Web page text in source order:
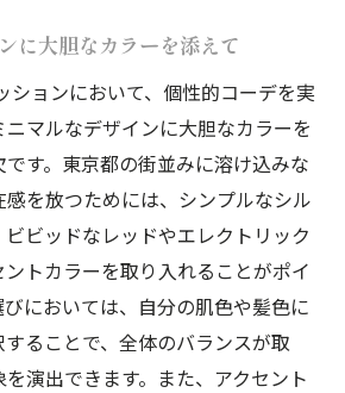
ンドやデザイナーを発掘
ンコミュニティで意見交換
レンジで新しい自分を発見
の融合！東京都で注目のモード
で遊ぶ大胆なデザイン
ラルカラーをベースに鮮やかさを
イテムにモードなアクセントを
に大胆なカラーを添えて
ションにおいて、個性的コーデを実
マルなデザインに大胆なカラーを
す。東京都の街並みに溶け込みな
を放つためには、シンプルなシル
ビッドなレッドやエレクトリック
トカラーを取り入れることがポイ
においては、自分の肌色や髪色に
ることで、全体のバランスが取
演出できます。また、アクセント